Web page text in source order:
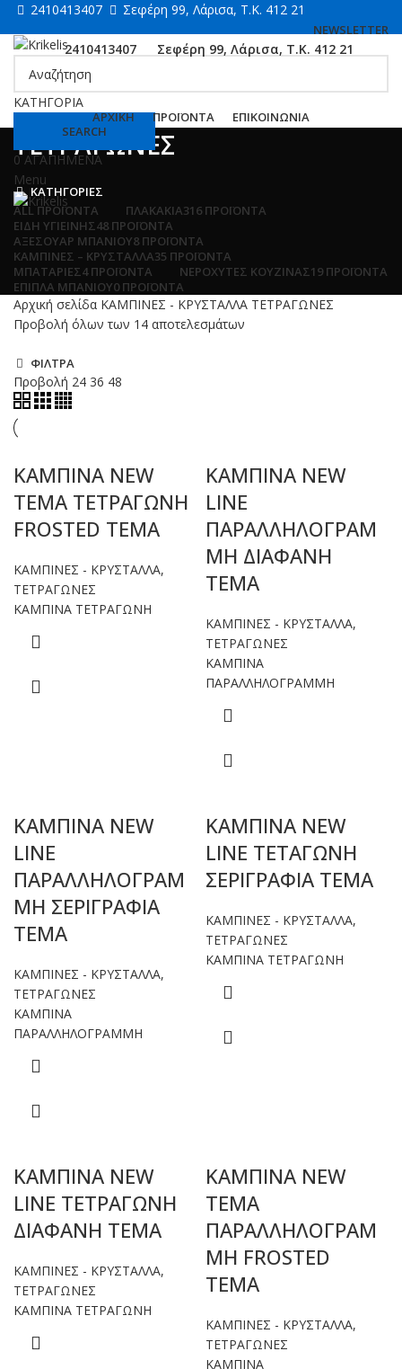
2410413407 Σεφέρη 99, Λάρισα, Τ.Κ. 412 21
NEWSLETTER
2410413407 Σεφέρη 99, Λάρισα, Τ.Κ. 412 21
ΚΑΤΗΓΟΡΙΑ
SEARCH
0ΑΓΑΠΗΜΕΝΑ
Menu
ΑΡΧΙΚΗ ΠΡΟΪΟΝΤΑ ΕΠΙΚΟΙΝΩΝΙΑ
ΤΕΤΡΑΓΩΝΕΣ
ΚΑΤΗΓΟΡΙΕΣ
ALL ΠΡΟΪΌΝΤΑ ΠΛΑΚΑΚΙΑ316 ΠΡΟΪΌΝΤΑ
ΕΙΔΗ ΥΓΙΕΙΝΗΣ48 ΠΡΟΪΌΝΤΑ
ΑΞΕΣΟΥΑΡ ΜΠΑΝΙΟΥ8 ΠΡΟΪΌΝΤΑ
ΚΑΜΠΙΝΕΣ – ΚΡΥΣΤΑΛΛΑ35 ΠΡΟΪΌΝΤΑ
ΜΠΑΤΑΡΙΕΣ4 ΠΡΟΪΌΝΤΑ ΝΕΡΟΧΥΤΕΣ ΚΟΥΖΙΝΑΣ19 ΠΡΟΪΌΝΤΑ
ΕΠΙΠΛΑ ΜΠΑΝΙΟΥ0 ΠΡΟΪΌΝΤΑ
Αρχική σελίδα ΚΑΜΠΙΝΕΣ - ΚΡΥΣΤΑΛΛΑ ΤΕΤΡΑΓΩΝΕΣ
Προβολή όλων των 14 αποτελεσμάτων
ΦΙΛΤΡΑ
Προβολή 24 36 48
KAMΠΙΝΑ NEW
TEMA ΤΕΤΡΑΓΩΝΗ
FROSTED TEMA
ΚΑΜΠΙΝΕΣ - ΚΡΥΣΤΑΛΛΑ,
ΤΕΤΡΑΓΩΝΕΣ
ΚΑΜΠΙΝΑ ΤΕΤΡΑΓΩΝΗ
ΚΑΜΠΙΝΑ NEW
LINE
ΠΑΡΑΛΛΗΛΟΓΡΑΜ
ΜΗ ΔΙΑΦΑΝΗ
ΤΕΜΑ
ΚΑΜΠΙΝΕΣ - ΚΡΥΣΤΑΛΛΑ,
ΤΕΤΡΑΓΩΝΕΣ
ΚΑΜΠΙΝΑ
ΠΑΡΑΛΛΗΛΟΓΡΑΜΜΗ
ΚΑΜΠΙΝΑ NEW
LINE
ΠΑΡΑΛΛΗΛΟΓΡΑΜ
ΜΗ ΣΕΡΙΓΡΑΦΙΑ
ΤΕΜΑ
ΚΑΜΠΙΝΕΣ - ΚΡΥΣΤΑΛΛΑ,
ΤΕΤΡΑΓΩΝΕΣ
ΚΑΜΠΙΝΑ
ΠΑΡΑΛΛΗΛΟΓΡΑΜΜΗ
ΚΑΜΠΙΝΑ NEW
LINE ΤΕΤΑΓΩΝΗ
ΣΕΡΙΓΡΑΦΙΑ ΤΕΜΑ
ΚΑΜΠΙΝΕΣ - ΚΡΥΣΤΑΛΛΑ,
ΤΕΤΡΑΓΩΝΕΣ
ΚΑΜΠΙΝΑ ΤΕΤΡΑΓΩΝΗ
ΚΑΜΠΙΝΑ NEW
LINE ΤΕΤΡΑΓΩΝΗ
ΔΙΑΦΑΝΗ ΤΕΜΑ
ΚΑΜΠΙΝΕΣ - ΚΡΥΣΤΑΛΛΑ,
ΤΕΤΡΑΓΩΝΕΣ
ΚΑΜΠΙΝΑ ΤΕΤΡΑΓΩΝΗ
ΚΑΜΠΙΝΑ NEW
TEMA
ΠΑΡΑΛΛΗΛΟΓΡΑΜ
ΜΗ FROSTED
TEMA
ΚΑΜΠΙΝΕΣ - ΚΡΥΣΤΑΛΛΑ,
ΤΕΤΡΑΓΩΝΕΣ
ΚΑΜΠΙΝΑ